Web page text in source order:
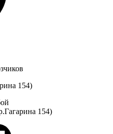
154)
154)